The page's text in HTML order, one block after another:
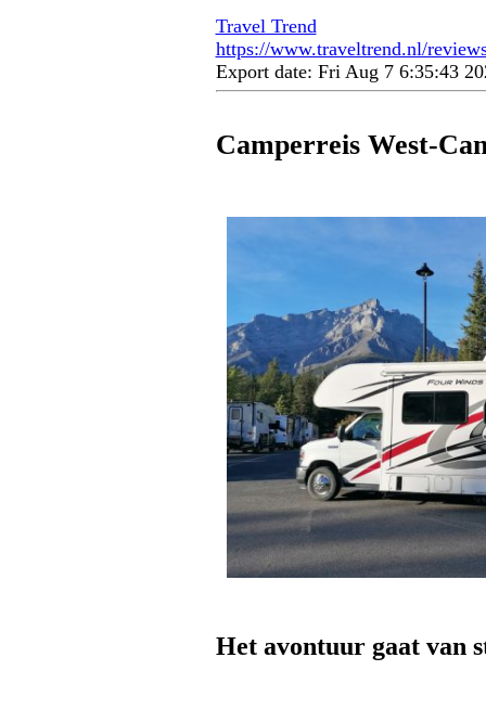
Travel Trend
https://www.traveltrend.nl/
Export date: Fri Aug 7 6:35:43
Camperreis West-
Het avontuur gaat van